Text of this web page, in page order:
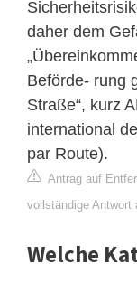
daher dem
Beförde- rung
Straße“, kurz
international
par Route).
Antrag auf
vollständige Antwort
Welche